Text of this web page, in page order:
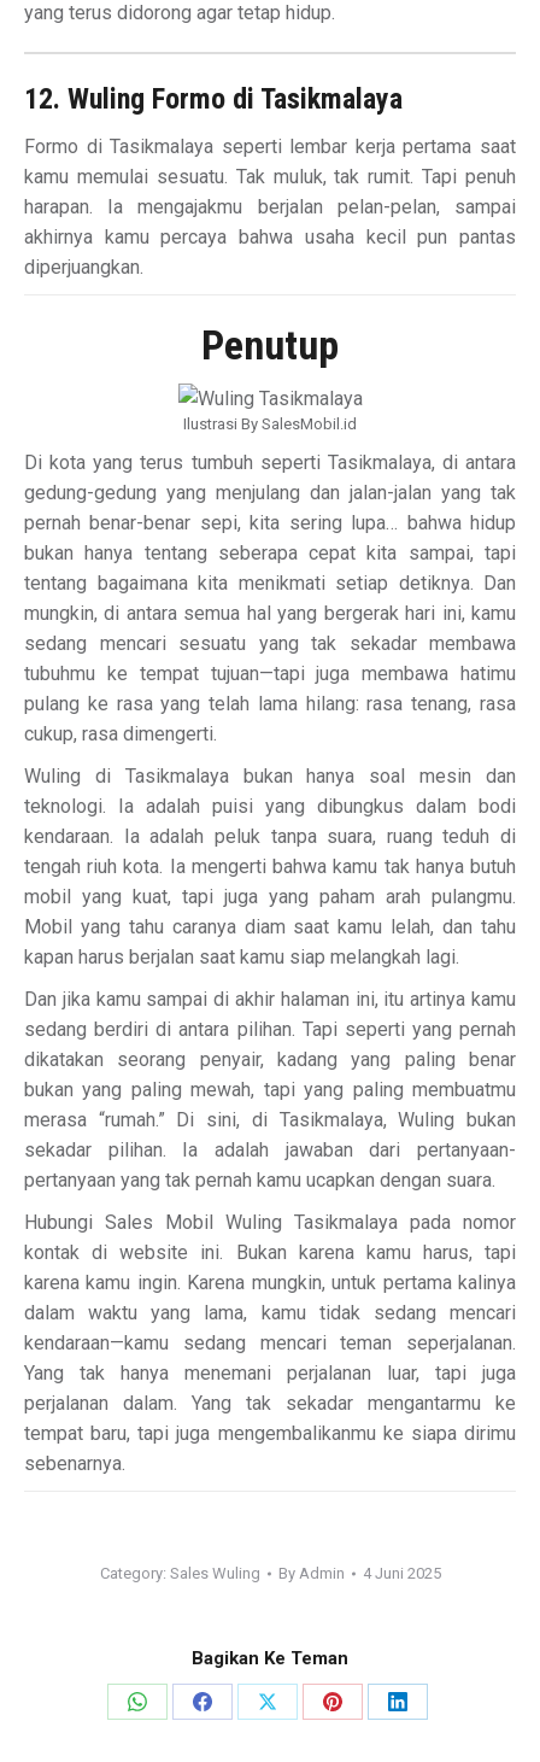
yang terus didorong agar tetap hidup.
12. Wuling Formo di Tasikmalaya
Formo di Tasikmalaya seperti lembar kerja pertama saat
kamu memulai sesuatu. Tak muluk, tak rumit. Tapi penuh
harapan. Ia mengajakmu berjalan pelan-pelan, sampai
akhirnya kamu percaya bahwa usaha kecil pun pantas
diperjuangkan.
Penutup
Ilustrasi By SalesMobil.id
Di kota yang terus tumbuh seperti Tasikmalaya, di antara
gedung-gedung yang menjulang dan jalan-jalan yang tak
pernah benar-benar sepi, kita sering lupa… bahwa hidup
bukan hanya tentang seberapa cepat kita sampai, tapi
tentang bagaimana kita menikmati setiap detiknya. Dan
mungkin, di antara semua hal yang bergerak hari ini, kamu
sedang mencari sesuatu yang tak sekadar membawa
tubuhmu ke tempat tujuan—tapi juga membawa hatimu
pulang ke rasa yang telah lama hilang: rasa tenang, rasa
cukup, rasa dimengerti.
Wuling di Tasikmalaya bukan hanya soal mesin dan
teknologi. Ia adalah puisi yang dibungkus dalam bodi
kendaraan. Ia adalah peluk tanpa suara, ruang teduh di
tengah riuh kota. Ia mengerti bahwa kamu tak hanya butuh
mobil yang kuat, tapi juga yang paham arah pulangmu.
Mobil yang tahu caranya diam saat kamu lelah, dan tahu
kapan harus berjalan saat kamu siap melangkah lagi.
Dan jika kamu sampai di akhir halaman ini, itu artinya kamu
sedang berdiri di antara pilihan. Tapi seperti yang pernah
dikatakan seorang penyair, kadang yang paling benar
bukan yang paling mewah, tapi yang paling membuatmu
merasa “rumah.” Di sini, di Tasikmalaya, Wuling bukan
sekadar pilihan. Ia adalah jawaban dari pertanyaan-
pertanyaan yang tak pernah kamu ucapkan dengan suara.
Hubungi Sales Mobil Wuling Tasikmalaya pada nomor
kontak di website ini. Bukan karena kamu harus, tapi
karena kamu ingin. Karena mungkin, untuk pertama kalinya
dalam waktu yang lama, kamu tidak sedang mencari
kendaraan—kamu sedang mencari teman seperjalanan.
Yang tak hanya menemani perjalanan luar, tapi juga
perjalanan dalam. Yang tak sekadar mengantarmu ke
tempat baru, tapi juga mengembalikanmu ke siapa dirimu
sebenarnya.
Category: Sales Wuling By Admin 4 Juni 2025
Bagikan Ke Teman
Share
Share
Share
Share
Share